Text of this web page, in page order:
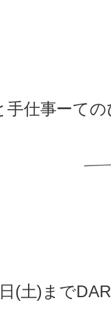
仕事ーての
(土)まで